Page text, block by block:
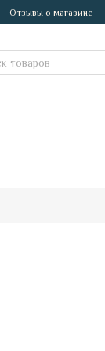
Отзывы о магазине